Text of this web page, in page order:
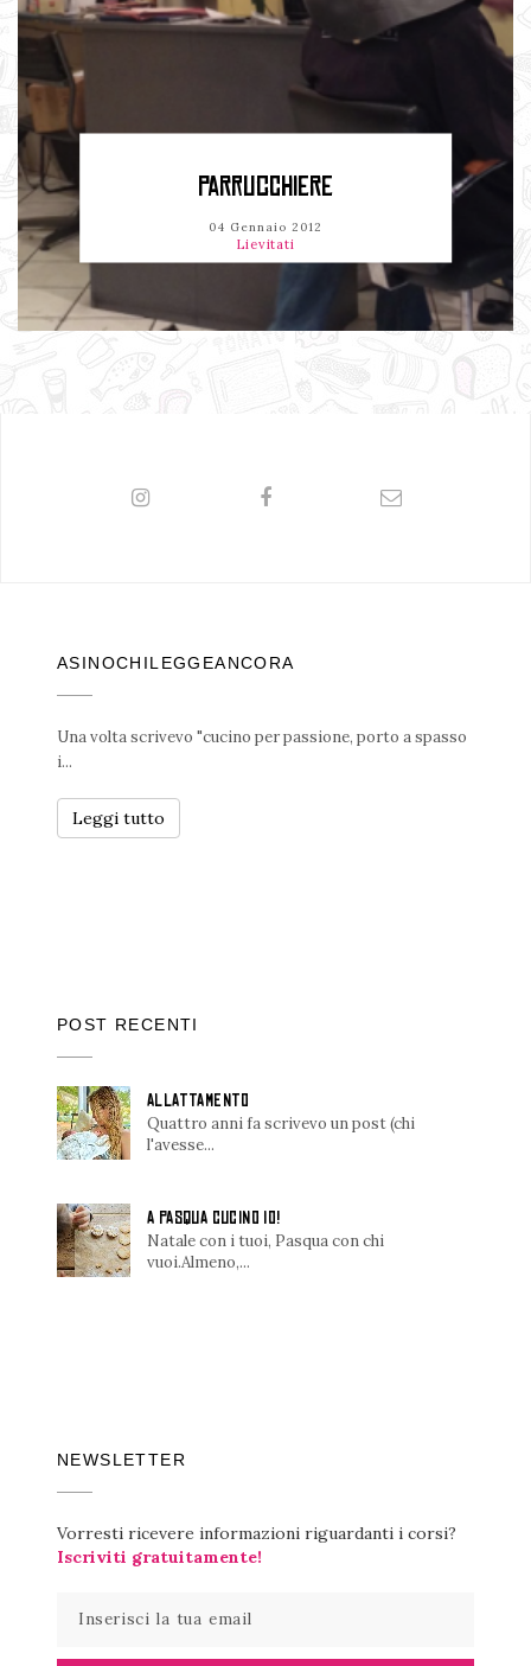
PARRUCCHIERE
04 Gennaio 2012
Lievitati
ASINOCHILEGGEANCORA
Una volta scrivevo "cucino per passione, porto a spasso
i...
Leggi tutto
POST RECENTI
ALLATTAMENTO
Quattro anni fa scrivevo un post (chi
l'avesse...
A PASQUA CUCINO IO!
Natale con i tuoi, Pasqua con chi
vuoi.Almeno,...
NEWSLETTER
Vorresti ricevere informazioni riguardanti i corsi?
Iscriviti gratuitamente!